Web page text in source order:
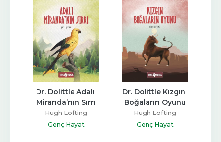
Dr. Dolittle Adalı
Miranda’nın Sırrı
Hugh Lofting
Genç Hayat
Dr. Dolittle Kızgın
Boğaların Oyunu
Hugh Lofting
Genç Hayat